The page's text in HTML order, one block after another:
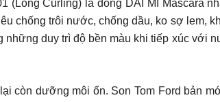
Curling) là dòng DÀI MI Mascara
chống trôi nước, chống dầu, ko sợ lem,
duy trì độ bền màu khi tiếp xúc với
còn dưỡng môi ổn. Son Tom Ford bản